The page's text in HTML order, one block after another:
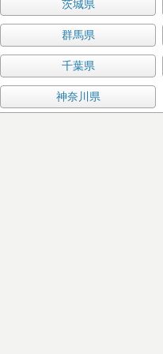
茨城県
群馬県
千葉県
神奈川県